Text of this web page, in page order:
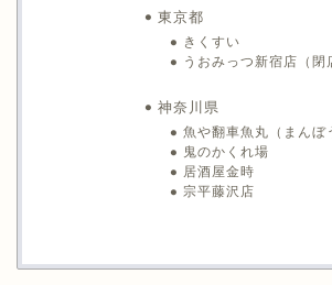
東京都
きくすい
うおみっつ新宿店（閉
神奈川県
魚や翻車魚丸（まんぼ
鬼のかくれ場
居酒屋金時
宗平藤沢店